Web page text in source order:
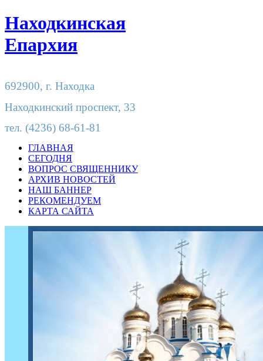
Находкинская
Епархия
692900, г. Находка
Находкинский проспект, 33
тел. (4236) 68-61-81
ГЛАВНАЯ
СЕГОДНЯ
ВОПРОС СВЯЩЕННИКУ
АРХИВ НОВОСТЕЙ
НАШ БАННЕР
РЕКОМЕНДУЕМ
КАРТА САЙТА